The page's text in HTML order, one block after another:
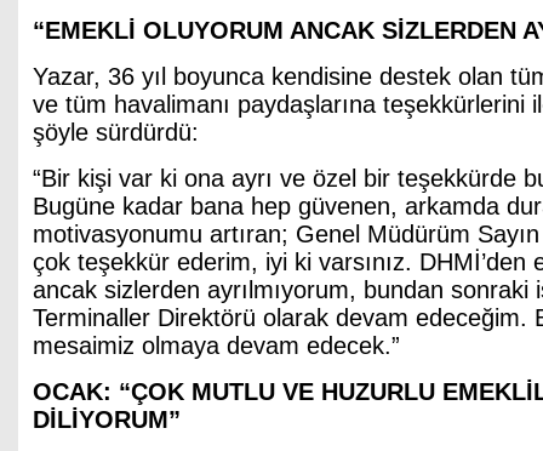
“EMEKLİ OLUYORUM ANCAK SİZLERDEN
Yazar, 36 yıl boyunca kendisine destek olan
ve tüm havalimanı paydaşlarına teşekkürlerini
şöyle sürdürdü:
“Bir kişi var ki ona ayrı ve özel bir teşekkürde
Bugüne kadar bana hep güvenen, arkamda
motivasyonumu artıran; Genel Müdürüm
çok teşekkür ederim, iyi ki varsınız. DHMİ’den
ancak sizlerden ayrılmıyorum, bundan sonraki
Terminaller Direktörü olarak devam edeceğim.
mesaimiz olmaya devam edecek.”
OCAK: “ÇOK MUTLU VE HUZURLU
DİLİYORUM”